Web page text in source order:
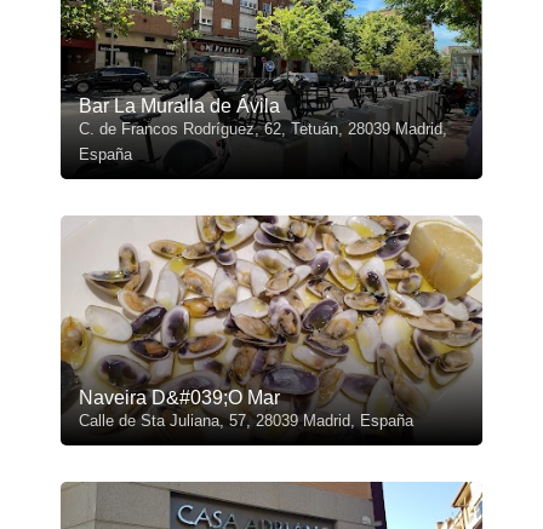
Bar La Muralla de Ávila
C. de Francos Rodríguez, 62, Tetuán, 28039 Madrid,
España
Naveira D&#039;O Mar
Calle de Sta Juliana, 57, 28039 Madrid, España